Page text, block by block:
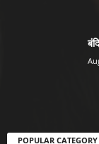
POPULAR CATEGORY